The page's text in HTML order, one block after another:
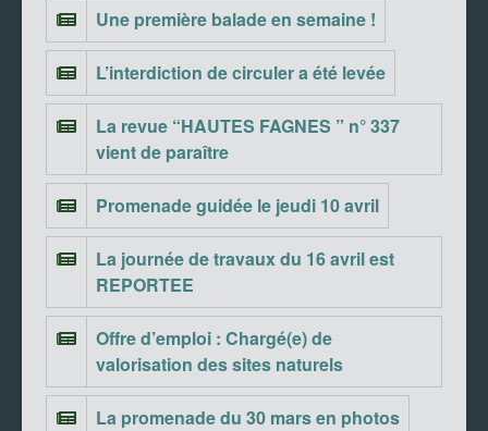
Une première balade en semaine !
L’interdiction de circuler a été levée
La revue “HAUTES FAGNES ” n° 337
vient de paraître
Promenade guidée le jeudi 10 avril
La journée de travaux du 16 avril est
REPORTEE
Offre d’emploi : Chargé(e) de
valorisation des sites naturels
La promenade du 30 mars en photos